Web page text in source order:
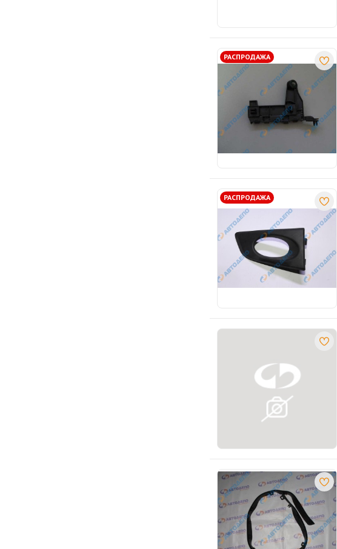
РАСПРОДАЖА
РАСПРОДАЖА